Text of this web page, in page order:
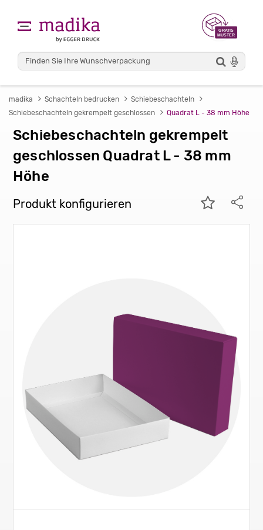
madika Schachteln bedrucken
Schiebeschachteln
Schiebeschachteln gekrempelt geschlossen
Quadrat L - 38 mm Höhe
Schiebeschachteln gekrempelt
geschlossen Quadrat L - 38 mm
Höhe
Produkt konfigurieren